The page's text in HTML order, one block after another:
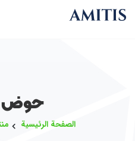
حوض
الصفحة الرئيسية